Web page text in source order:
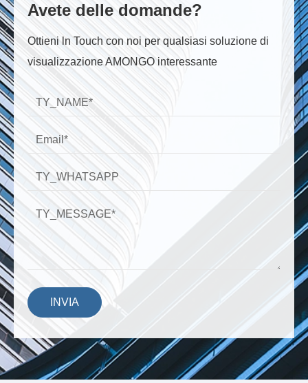
Avete delle domande?
Ottieni ln Touch con noi per qualsiasi soluzione di
visualizzazione AMONGO interessante
INVIA